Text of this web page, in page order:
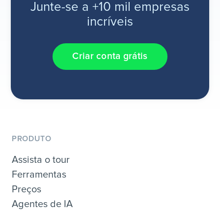
Junte-se a +10 mil empresas
incríveis
Criar conta grátis
PRODUTO
Assista o tour
Ferramentas
Preços
Agentes de IA